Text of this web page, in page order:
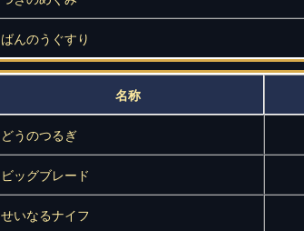
ばんのうぐすり
名称
どうのつるぎ
ビッグブレード
せいなるナイフ